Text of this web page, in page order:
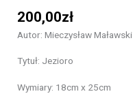
200,00zł
Autor: Mieczysław Maławski
Tytuł: Jezioro
Wymiary: 18cm x 25cm